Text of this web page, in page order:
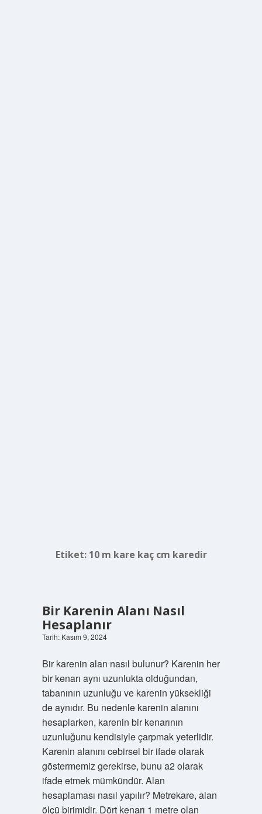
Etiket: 10 m kare kaç cm karedir
Bir Karenin Alanı Nasıl
Hesaplanır
Tarih: Kasım 9, 2024
Bir karenin alan nasıl bulunur? Karenin her
bir kenarı aynı uzunlukta olduğundan,
tabanının uzunluğu ve karenin yüksekliği
de aynıdır. Bu nedenle karenin alanını
hesaplarken, karenin bir kenarının
uzunluğunu kendisiyle çarpmak yeterlidir.
Karenin alanını cebirsel bir ifade olarak
göstermemiz gerekirse, bunu a2 olarak
ifade etmek mümkündür. Alan
hesaplaması nasıl yapılır? Metrekare, alan
ölçü birimidir. Dört kenarı 1 metre olan